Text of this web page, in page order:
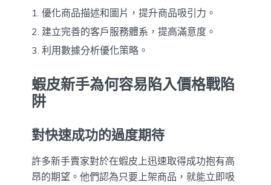
優化商品描述和圖片，提升商品吸引力。
建立完善的客戶服務體系，提高滿意度。
利用數據分析優化策略。
蝦皮新手為何容易陷入價格戰陷
阱
對快速成功的過度期待
許多新手賣家對於在蝦皮上迅速取得成功抱有高
昂的期望。他們認為只要上架商品，就能立即吸